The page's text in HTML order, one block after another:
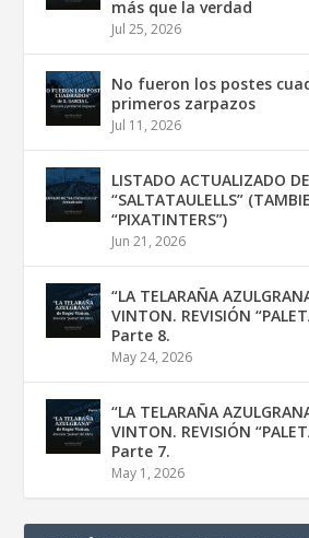
más que la verdad
Jul 25, 2026
No fueron los postes
primeros zarpazos
Jul 11, 2026
LISTADO ACTUALIZADO DE
“SALTATAULELLS”
“PIXATINTERS”)
Jun 21, 2026
“LA TELARAÑA
VINTON. REVISIÓN
Parte 8.
May 24, 2026
“LA TELARAÑA
VINTON. REVISIÓN
Parte 7.
May 1, 2026